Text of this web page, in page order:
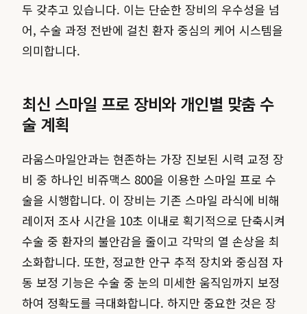
두 갖추고 있습니다. 이는 단순한 장비의 우수성을 넘
어, 수술 과정 전반에 걸친 환자 중심의 케어 시스템을
의미합니다.
최신 스마일 프로 장비와 개인별 맞춤 수
술 계획
라움스마일안과는 현존하는 가장 진보된 시력 교정 장
비 중 하나인 비쥬맥스 800을 이용한 스마일 프로 수
술을 시행합니다. 이 장비는 기존 스마일 라식에 비해
레이저 조사 시간을 10초 이내로 획기적으로 단축시켜
수술 중 환자의 불안감을 줄이고 각막의 열 손상을 최
소화합니다. 또한, 정교한 안구 추적 장치와 중심점 자
동 보정 기능은 수술 중 눈의 미세한 움직임까지 보정
하여 정확도를 극대화합니다. 하지만 중요한 것은 장